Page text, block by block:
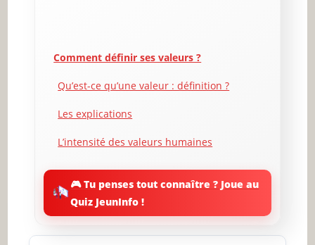
Comment définir ses valeurs ?
Qu’est-ce qu’une valeur : définition ?
Les explications
L’intensité des valeurs humaines
Dressez la liste des choses importantes
dans votre vie
Identifiez 3 à 5 évènements qui vous ont
🎮 Tu penses tout connaître ? Joue au
Quiz JeunInfo !